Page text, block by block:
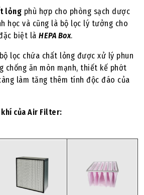
lỏng phù hợp cho phòng sạch dược
học và cũng là bộ lọc lý tưởng cho
biệt là HEPA Box.
lọc chứa chất lỏng được xử lý phun
chống ăn mòn mạnh, thiết kế phớt
làm tăng thêm tính độc đáo của
của Air Filter: